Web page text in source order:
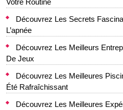
Découvrez Les Secrets
L’apnée
Découvrez Les Meilleurs
De Jeux
Découvrez Les Meilleures
Été Rafraîchissant
Découvrez Les Meilleures